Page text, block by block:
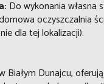
Do wykonania własna
oczyszczalnia
dla tej lokalizacji).
Białym Dunajcu,